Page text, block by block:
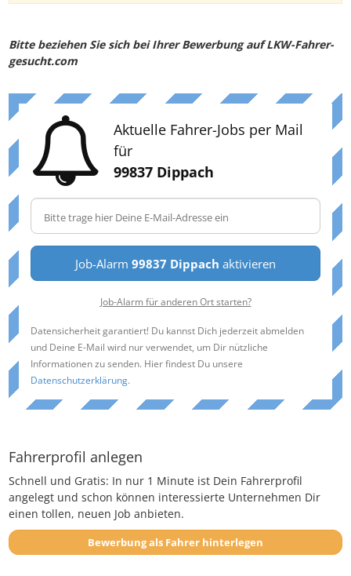
Bitte beziehen Sie sich bei Ihrer Bewerbung auf LKW-Fahrer-
gesucht.com
Aktuelle Fahrer-Jobs per Mail
für
99837 Dippach
Job-Alarm 99837 Dippach aktivieren
Job-Alarm für anderen Ort starten?
Datensicherheit garantiert! Du kannst Dich jederzeit abmelden
und Deine E-Mail wird nur verwendet, um Dir nützliche
Informationen zu senden. Hier findest Du unsere
Datenschutzerklärung.
Fahrerprofil anlegen
Schnell und Gratis: In nur 1 Minute ist Dein Fahrerprofil
angelegt und schon können interessierte Unternehmen Dir
einen tollen, neuen Job anbieten.
Bewerbung als Fahrer hinterlegen